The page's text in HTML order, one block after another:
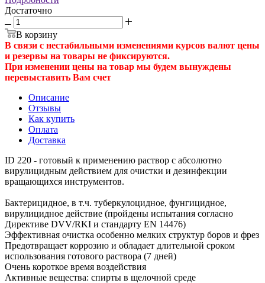
Достаточно
В корзину
В связи с нестабильными изменениями курсов валют цены
и резервы на товары не фиксируются.
При изменении цены на товар мы будем вынуждены
перевыставить Вам счет
Описание
Отзывы
Как купить
Оплата
Доставка
ID 220 - готовый к применению раствор с абсолютно
вирулицидным действием для очистки и дезинфекции
вращающихся инструментов.
Бактерицидное, в т.ч. туберкулоцидное, фунгицидное,
вирулицидное действие (пройдены испытания согласно
Директиве DVV/RKI и стандарту EN 14476)
Эффективная очистка особенно мелких структур боров и фрез
Предотвращает коррозию и обладает длительной сроком
использования готового раствора (7 дней)
Очень короткое время воздействия
Активные вещества: спирты в щелочной среде